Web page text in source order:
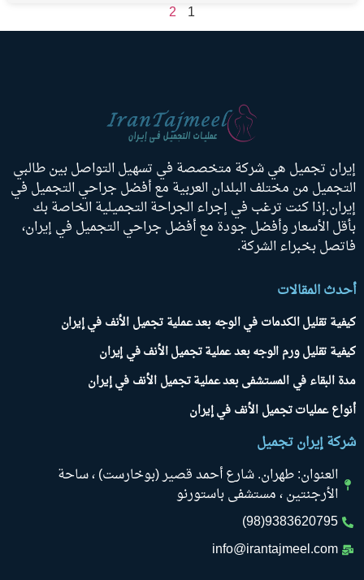
1
2
إيران تجميل هي شركة متخصصة في تسهيل التواصل بين طالبي
التجميل من مختلف البلدان العربية مع أفضل جراحي التجميل في
إيران.إذا كنت ترغب في إجراء الجراحة التجميلية الخاصة بك
بأقل الأسعار وأفضل جودة مع أفضل جراحي التجميل في إيران،
فاتصل بخبراء الشركة.
أحدث المقالات
كيفية تقليل الكدمات في الوجه بعد عملية تجميل الأنف في إيران
كيفية تقليل ورم الوجه بعد عملية تجميل الأنف في إيران
مدة البقاء في المستشفى بعد عملية تجميل الأنف في إيران
أنواع عمليات تجميل الأنف في إيران
شركة إيران تجميل
العنوان: طهران. شارع أحمد قصير (بوخارست) ، ساحة
الأرجنتين ، مستشفى باستورنو
9383620795(98)
info@irantajmeel.com